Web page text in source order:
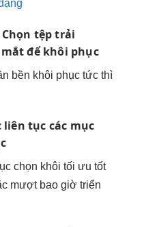
Chọn tệptrải
để khôi phục
bền khôi phục tức thì
liên tục các mục
chọn khôi tối ưu tốt
mượtbao giờ triển